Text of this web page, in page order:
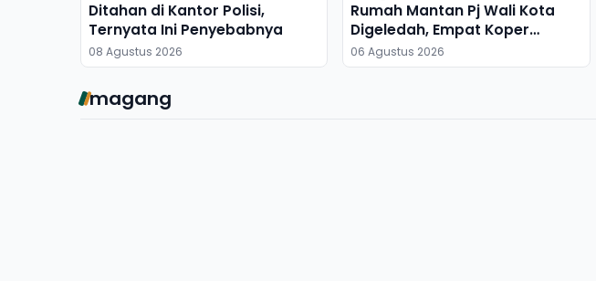
Ditahan di Kantor Polisi,
Ternyata Ini Penyebabnya
08 Agustus 2026
Rumah Mantan Pj Wali Kota
Digeledah, Empat Koper
Dibawa
06 Agustus 2026
magang